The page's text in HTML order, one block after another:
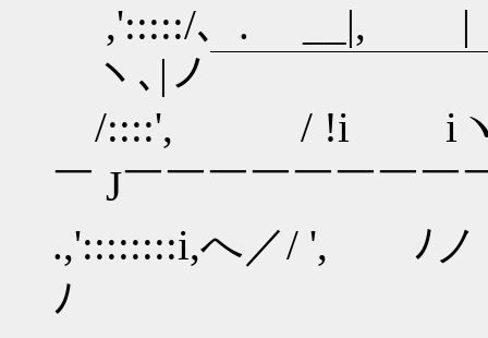
,':::::/、.
ヽ､|ノ￣￣￣￣￣￣
/::::', / !i iヽ
￣ J￣￣￣￣￣￣￣
.,'::::::::i,へ／/